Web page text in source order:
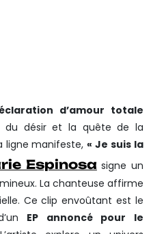
d’amour totale
du désir et la quête de la
ligne manifeste,« Je suis la
Espinosa signe un
La chanteuse affirme
Ce clip envoûtant est le
EP annoncé pour le